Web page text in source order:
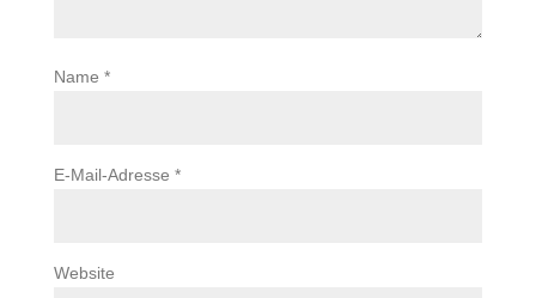
Name *
E-Mail-Adresse *
Website